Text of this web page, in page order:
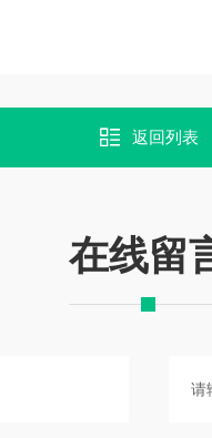
返回列表
在线留